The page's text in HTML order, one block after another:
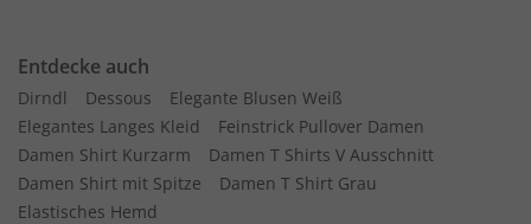
Entdecke auch
Dirndl Dessous
Elegante Blusen Weiß
Elegantes Langes Kleid
Feinstrick Pullover Damen
Damen Shirt Kurzarm
Damen T Shirts V Ausschnitt
Damen Shirt mit Spitze
Damen T Shirt Grau
Elastisches Hemd